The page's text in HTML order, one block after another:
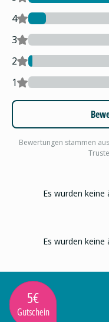
4
3
2
1
Bewertungen stammen
Es wurden keine
Es wurden keine
5€
Gutschein